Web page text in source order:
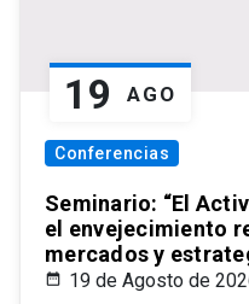
19 AGO
Conferencias
Seminario: “El
el envejecimiento
mercados y
19 de Agosto de